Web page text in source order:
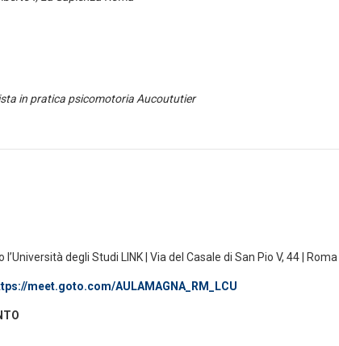
in pratica psicomotoria Aucoututier
l’Università degli Studi LINK | Via del Casale di San Pio V, 44 | Roma |
meet.goto.com/AULAMAGNA_RM_LCU